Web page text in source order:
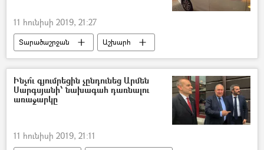
11 հունիսի 2019, 21:27
Տարածաշրջան
Աշխարհ
Թուրքիա
Կարո Փայլան
Ինչո՞ւ գյումրեցին չընդունեց Արմեն
Սարգսյանի՝ նախագահ դառնալու
առաջարկը
11 հունիսի 2019, 21:11